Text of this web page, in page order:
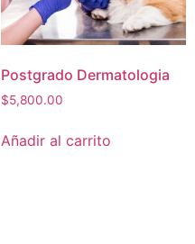
Postgrado Dermatologia
$5,800.00
Añadir al carrito